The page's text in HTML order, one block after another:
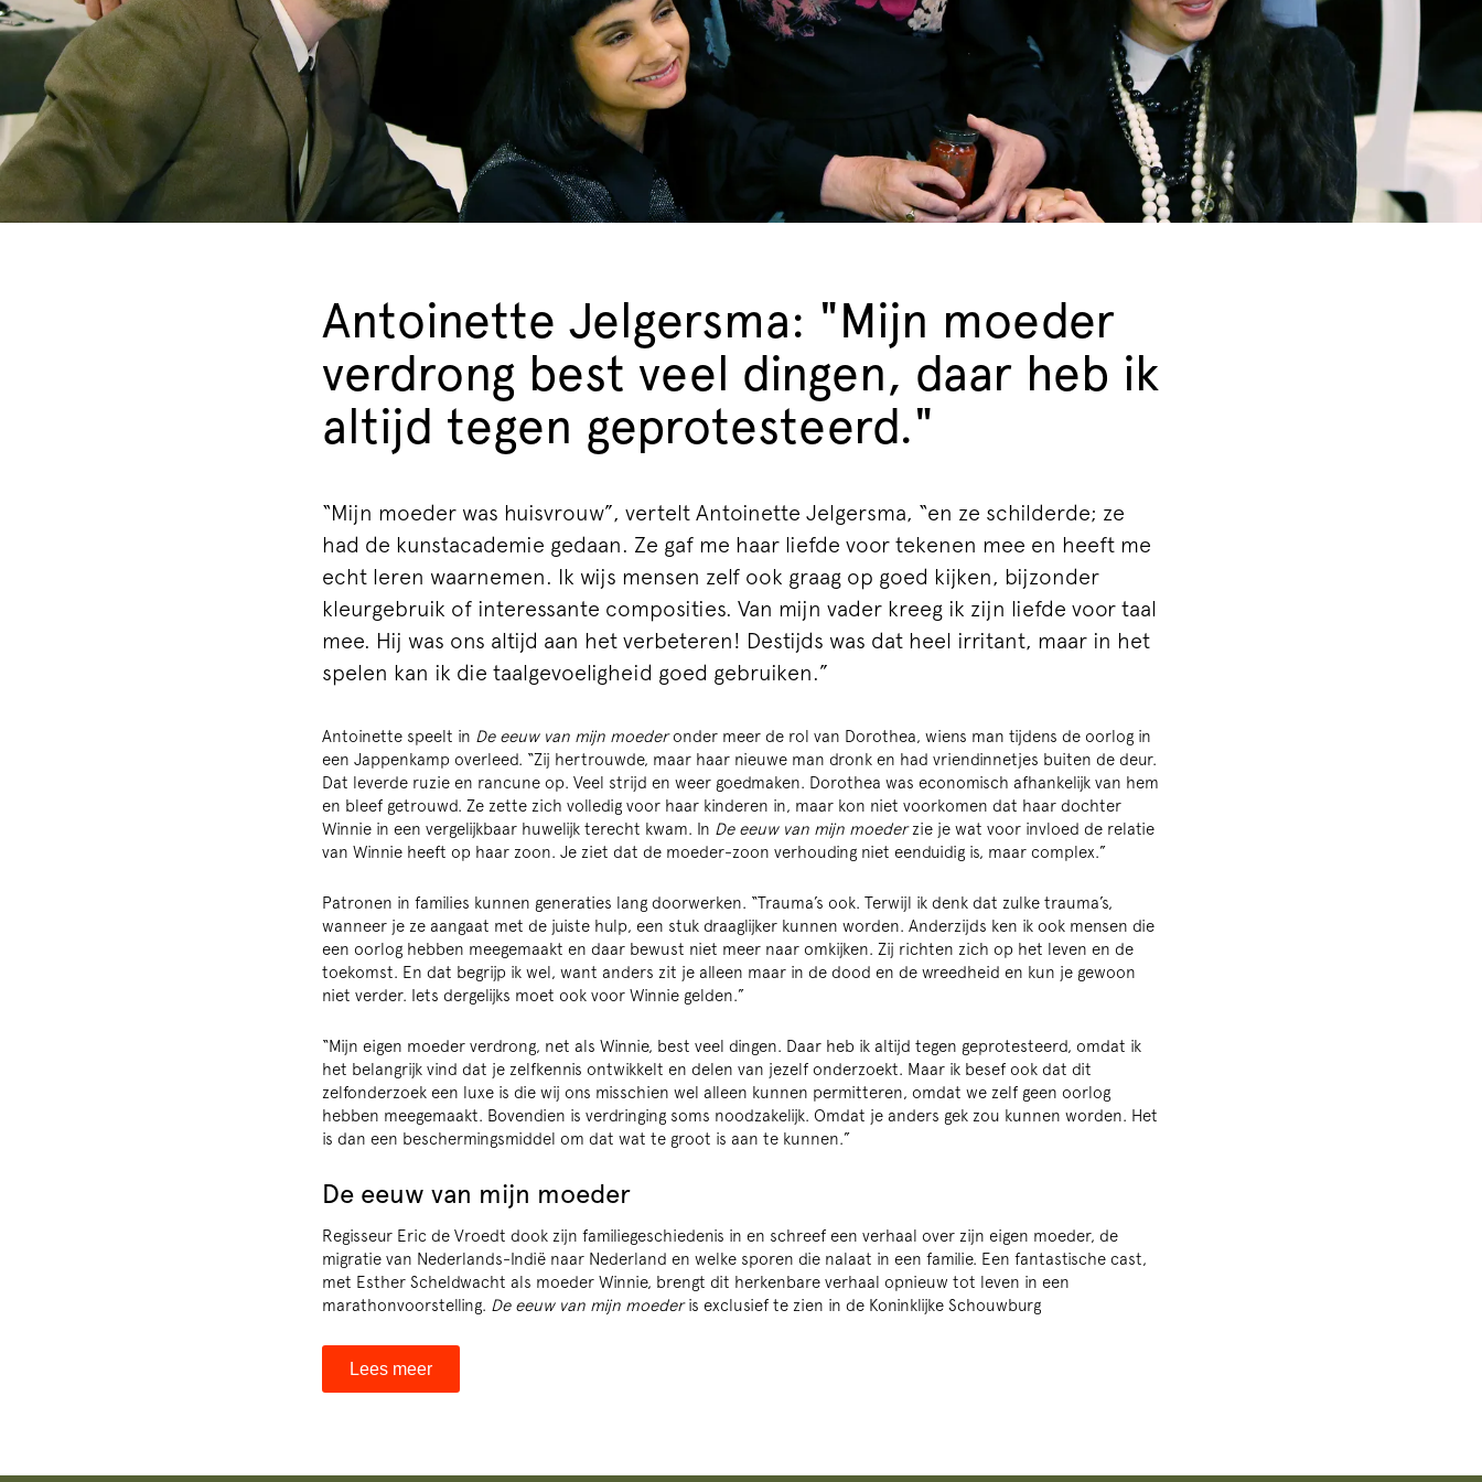
Antoinette Jelgersma: "Mijn moeder
verdrong best veel dingen, daar heb ik
altijd tegen geprotesteerd."
“Mijn moeder was huisvrouw”, vertelt Antoinette Jelgersma, “en ze schilderde; ze
had de kunstacademie gedaan. Ze gaf me haar liefde voor tekenen mee en heeft me
echt leren waarnemen. Ik wijs mensen zelf ook graag op goed kijken, bijzonder
kleurgebruik of interessante composities. Van mijn vader kreeg ik zijn liefde voor taal
mee. Hij was ons altijd aan het verbeteren! Destijds was dat heel irritant, maar in het
spelen kan ik die taalgevoeligheid goed gebruiken.”
Antoinette speelt in De eeuw van mijn moederonder meer de rol van Dorothea, wiens man tijdens de oorlog in
een Jappenkamp overleed. “Zij hertrouwde, maar haar nieuwe man dronk en had vriendinnetjes buiten de deur.
Dat leverde ruzie en rancune op. Veel strijd en weer goedmaken. Dorothea was economisch afhankelijk van hem
en bleef getrouwd. Ze zette zich volledig voor haar kinderen in, maar kon niet voorkomen dat haar dochter
Winnie in een vergelijkbaar huwelijk terecht kwam. In De eeuw van mijn moederzie je wat voor invloed de relatie
van Winnie heeft op haar zoon. Je ziet dat de moeder-zoon verhouding niet eenduidig is, maar complex.”
Patronen in families kunnen generaties lang doorwerken. “Trauma’s ook. Terwijl ik denk dat zulke trauma’s,
wanneer je ze aangaat met de juiste hulp, een stuk draaglijker kunnen worden. Anderzijds ken ik ook mensen die
een oorlog hebben meegemaakt en daar bewust niet meer naar omkijken. Zij richten zich op het leven en de
toekomst. En dat begrijp ik wel, want anders zit je alleen maar in de dood en de wreedheid en kun je gewoon
niet verder. Iets dergelijks moet ook voor Winnie gelden.”
“Mijn eigen moeder verdrong, net als Winnie, best veel dingen. Daar heb ik altijd tegen geprotesteerd, omdat ik
het belangrijk vind dat je zelfkennis ontwikkelt en delen van jezelf onderzoekt. Maar ik besef ook dat dit
zelfonderzoek een luxe is die wij ons misschien wel alleen kunnen permitteren, omdat we zelf geen oorlog
hebben meegemaakt. Bovendien is verdringing soms noodzakelijk. Omdat je anders gek zou kunnen worden. Het
is dan een beschermingsmiddel om dat wat te groot is aan te kunnen.”
De eeuw van mijn moeder
Regisseur Eric de Vroedt dook zijn familiegeschiedenis in en schreef een verhaal over zijn eigen moeder, de
migratie van Nederlands-Indië naar Nederland en welke sporen die nalaat in een familie. Een fantastische cast,
met Esther Scheldwacht als moeder Winnie, brengt dit herkenbare verhaal opnieuw tot leven in een
marathonvoorstelling. De eeuw van mijn moederis exclusief te zien in de Koninklijke Schouwburg
Lees meer